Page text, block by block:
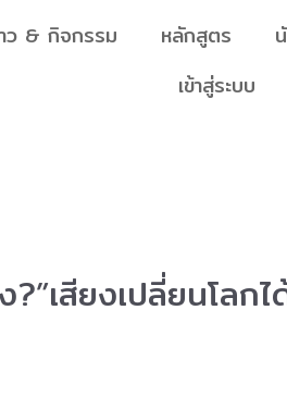
ว & กิจกรรม หลักสูตร
เข้าสู่ระบบ
เสียงเปลี่ยนโลก